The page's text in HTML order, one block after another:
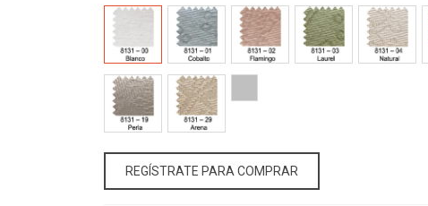
8131
8131
8131
8131
8131
8131
19
8131
PLATA
REGÍSTRATE PARA COMPRAR